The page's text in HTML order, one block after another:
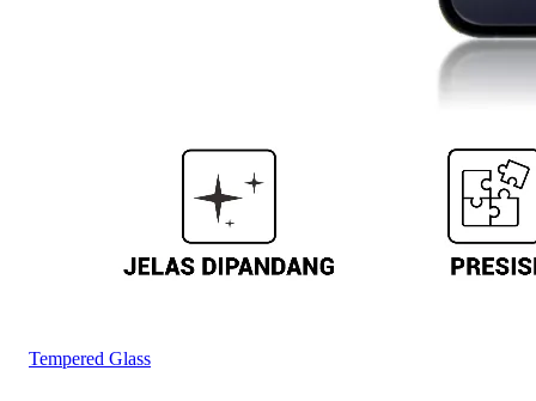
Tempered Glass